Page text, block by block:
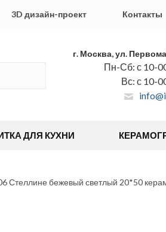
3D дизайн-проект Контакты
г. Москва, ул.
Пн-Сб: с 10-
Вс: с 10-
ДЛЯ КУХНИ
Стеллине бежевый светлый 20*50